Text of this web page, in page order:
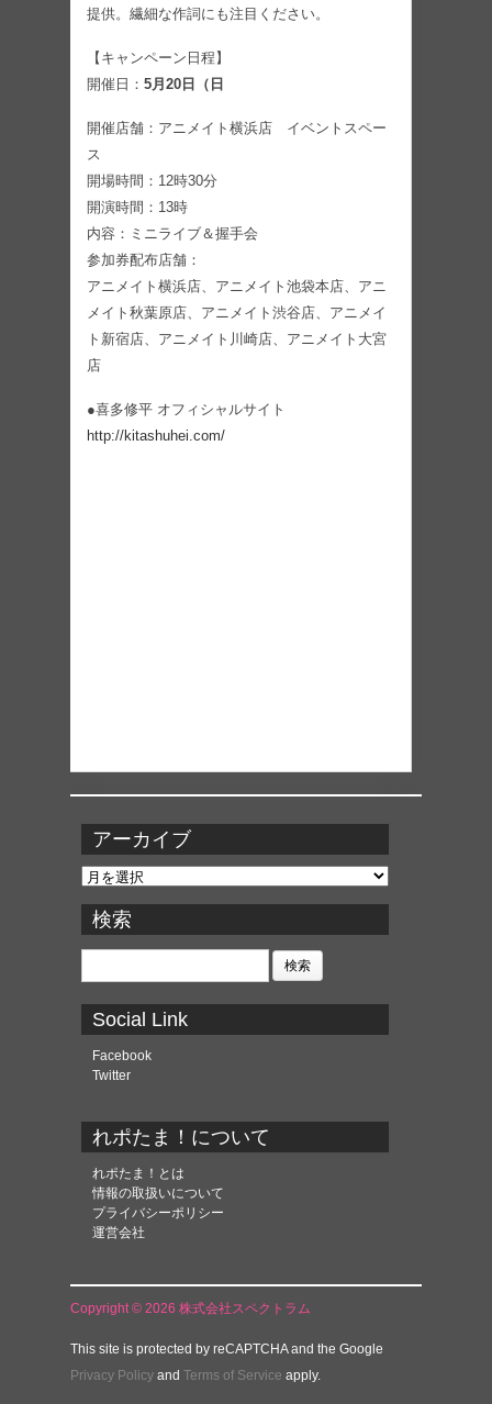
提供。繊細な作詞にも注目ください。
【キャンペーン日程】
開催日： 5月20日（日
開催店舗：アニメイト横浜店 イベントスペー
ス
開場時間：12時30分
開演時間：13時
内容：ミニライブ＆握手会
参加券配布店舗：
アニメイト横浜店、アニメイト池袋本店、アニ
メイト秋葉原店、アニメイト渋谷店、アニメイ
ト新宿店、アニメイト川崎店、アニメイト大宮
店
●喜多修平 オフィシャルサイト
http://kitashuhei.com/
アーカイブ
ア
カ
イ
ブ
検索
検
Social Link
Facebook
Twitter
れポたま！について
れポたま！とは
情報の取扱いについて
プライバシーポリシー
運営会社
Copyright © 2026 株式会社スペクトラム
This site is protected by reCAPTCHA and the Google
Privacy Policy and Terms of Service apply.